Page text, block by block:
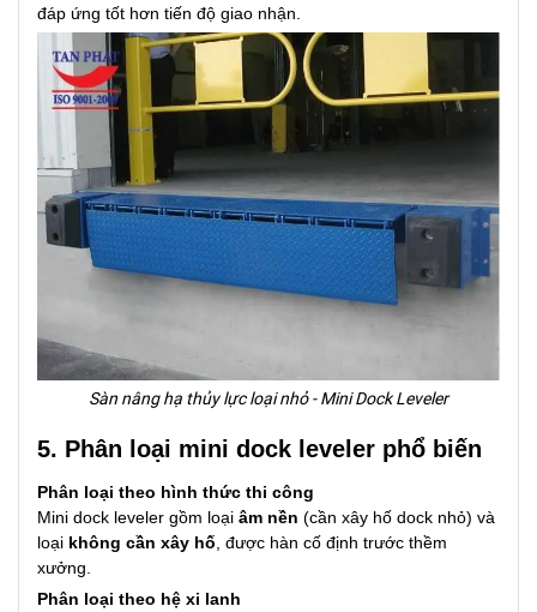
đáp ứng tốt hơn tiến độ giao nhận.
Sàn nâng hạ thủy lực loại nhỏ - Mini Dock Leveler
5. Phân loại mini dock leveler phổ biến
Phân loại theo hình thức thi công
Mini dock leveler gồm loại âm nền (cần xây hố dock nhỏ) và
loại không cần xây hố , được hàn cố định trước thềm
xưởng.
Phân loại theo hệ xi lanh